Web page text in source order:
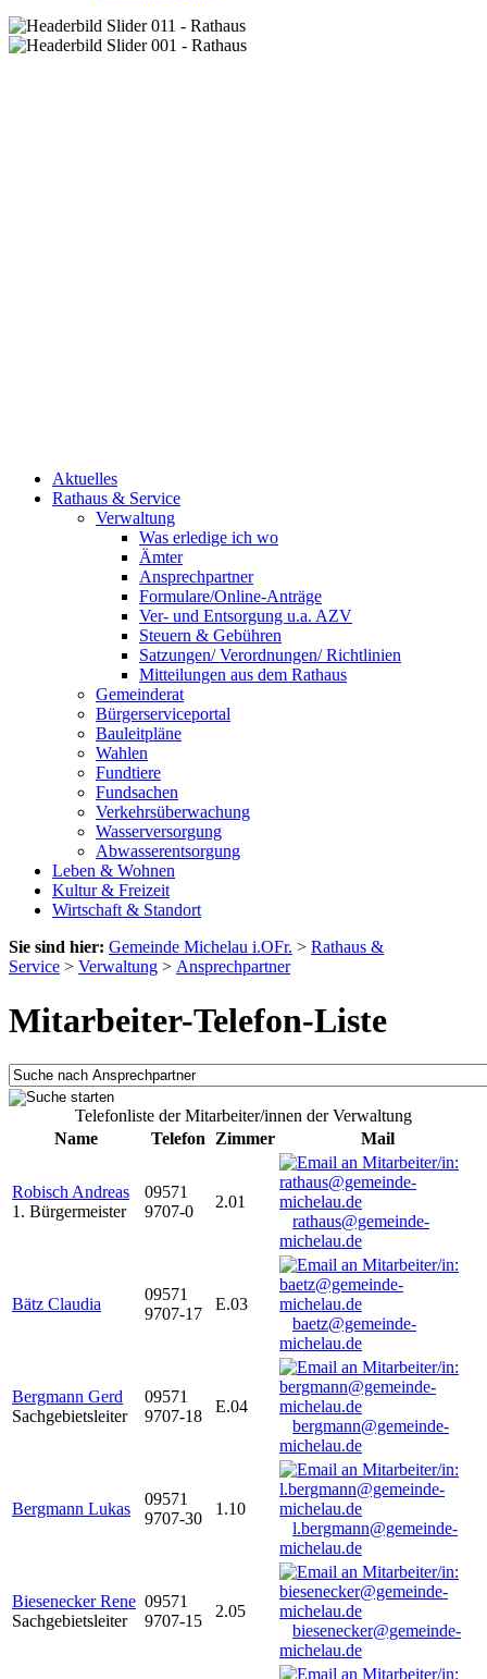
Aktuelles
Rathaus & Service
Verwaltung
Was erledige ich wo
Ämter
Ansprechpartner
Formulare/Online-Anträge
Ver- und Entsorgung u.a. AZV
Steuern & Gebühren
Satzungen/ Verordnungen/ Richtlinien
Mitteilungen aus dem Rathaus
Gemeinderat
Bürgerserviceportal
Bauleitpläne
Wahlen
Fundtiere
Fundsachen
Verkehrsüberwachung
Wasserversorgung
Abwasserentsorgung
Leben & Wohnen
Kultur & Freizeit
Wirtschaft & Standort
Sie sind hier: Gemeinde Michelau i.OFr. > Rathaus &
Service > Verwaltung > Ansprechpartner
Mitarbeiter-Telefon-Liste
Telefonliste der Mitarbeiter/innen der Verwaltung
Name
Telefon Zimmer Mail
Robisch Andreas
1. Bürgermeister
09571
9707-0
2.01
rathaus@gemeinde-
michelau.de
Bätz Claudia
09571
9707-17
E.03
baetz@gemeinde-
michelau.de
Bergmann Gerd
Sachgebietsleiter
09571
9707-18
E.04
bergmann@gemeinde-
michelau.de
Bergmann Lukas
09571
9707-30
1.10
l.bergmann@gemeinde-
michelau.de
Biesenecker Rene
Sachgebietsleiter
09571
9707-15
2.05
biesenecker@gemeinde-
michelau.de